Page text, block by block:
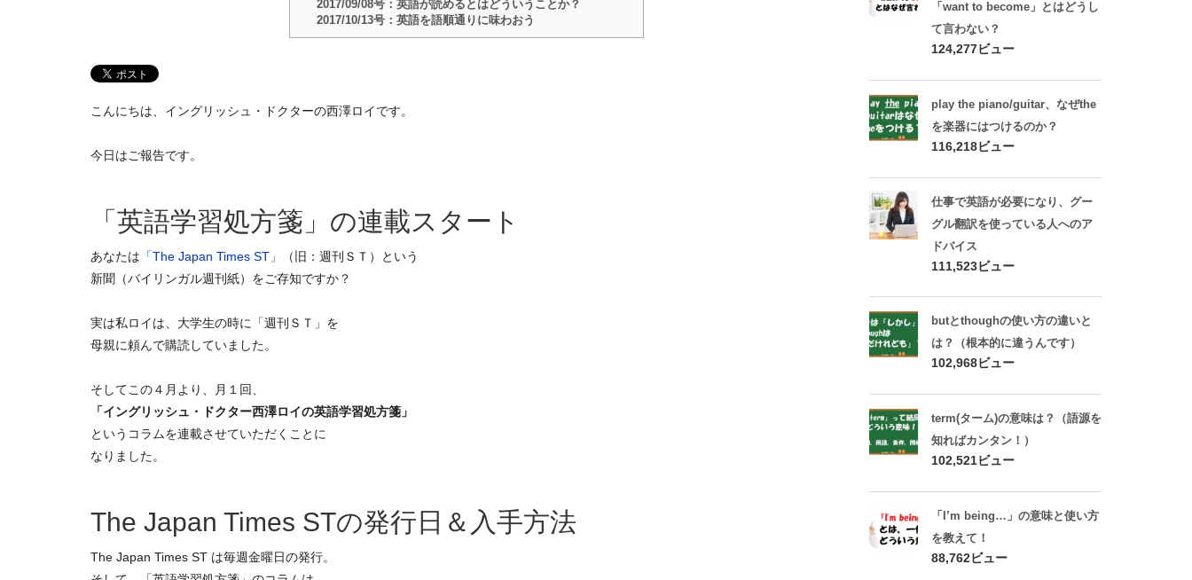
2017/09/08号：英語が読めるとはどういうことか？
2017/10/13号：英語を語順通りに味わおう
こんにちは、イングリッシュ・ドクターの西澤ロイです。
今日はご報告です。
「英語学習処方箋」の連載スタート
あなたは 「The Japan Times ST」
（旧：週刊ＳＴ）という
新聞（バイリンガル週刊紙）をご存知ですか？
実は私ロイは、大学生の時に「週刊ＳＴ」を
母親に頼んで購読していました。
そしてこの４月より、月１回、
「イングリッシュ・ドクター西澤ロイの英語学習処方箋」
というコラムを連載させていただくことに
なりました。
The Japan Times STの発行日＆入手方法
The Japan Times ST は毎週金曜日の発行。
「want to become」とはどうし
て言わない？
124,277ビュー
play the piano/guitar、なぜthe
を楽器にはつけるのか？
116,218ビュー
仕事で英語が必要になり、グー
グル翻訳を使っている人へのア
ドバイス
111,523ビュー
butとthoughの使い方の違いと
は？（根本的に違うんです）
102,968ビュー
term(ターム)の意味は？（語源を
知ればカンタン！）
102,521ビュー
「I’m being…」の意味と使い方
を教えて！
88,762ビュー